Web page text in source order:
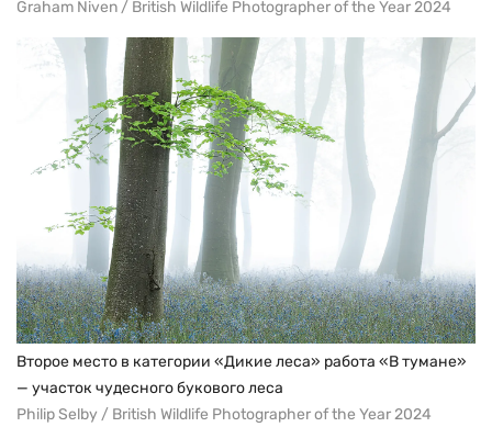
Graham Niven / British Wildlife Photographer of the Year 2024
Второе место в категории «Дикие леса» работа «В тумане»
— участок чудесного букового леса
Philip Selby / British Wildlife Photographer of the Year 2024